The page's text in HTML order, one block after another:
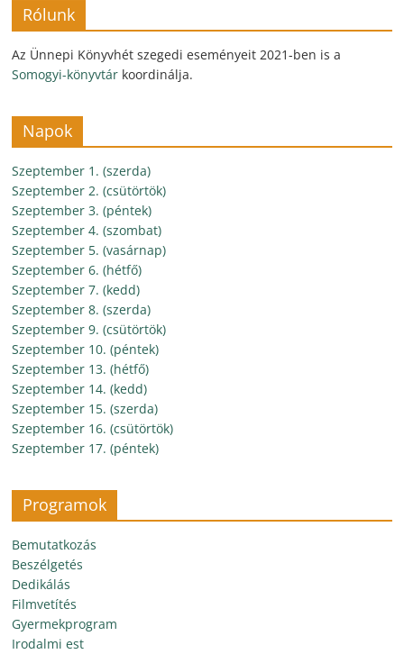
Rólunk
Az Ünnepi Könyvhét szegedi eseményeit 2021-ben is a
Somogyi-könyvtár koordinálja.
Napok
Szeptember 1. (szerda)
Szeptember 2. (csütörtök)
Szeptember 3. (péntek)
Szeptember 4. (szombat)
Szeptember 5. (vasárnap)
Szeptember 6. (hétfő)
Szeptember 7. (kedd)
Szeptember 8. (szerda)
Szeptember 9. (csütörtök)
Szeptember 10. (péntek)
Szeptember 13. (hétfő)
Szeptember 14. (kedd)
Szeptember 15. (szerda)
Szeptember 16. (csütörtök)
Szeptember 17. (péntek)
Programok
Bemutatkozás
Beszélgetés
Dedikálás
Filmvetítés
Gyermekprogram
Irodalmi est